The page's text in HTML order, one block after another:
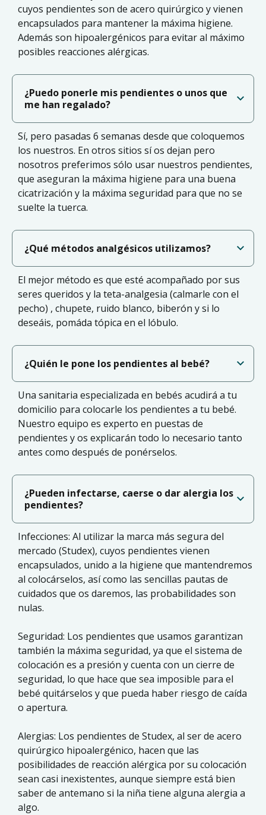
cuyos pendientes son de acero quirúrgico y vienen
encapsulados para mantener la máxima higiene.
Además son hipoalergénicos para evitar al máximo
posibles reacciones alérgicas.
¿Puedo ponerle mis pendientes o unos que
me han regalado?
Sí, pero pasadas 6 semanas desde que coloquemos
los nuestros. En otros sitios sí os dejan pero
nosotros preferimos sólo usar nuestros pendientes,
que aseguran la máxima higiene para una buena
cicatrización y la máxima seguridad para que no se
suelte la tuerca.
¿Qué métodos analgésicos utilizamos?
El mejor método es que esté acompañado por sus
seres queridos y la teta-analgesia (calmarle con el
pecho) , chupete, ruido blanco, biberón y si lo
deseáis, pomáda tópica en el lóbulo.
¿Quién le pone los pendientes al bebé?
Una sanitaria especializada en bebés acudirá a tu
domicilio para colocarle los pendientes a tu bebé.
Nuestro equipo es experto en puestas de
pendientes y os explicarán todo lo necesario tanto
antes como después de ponérselos.
¿Pueden infectarse, caerse o dar alergia los
pendientes?
Infecciones: Al utilizar la marca más segura del
mercado (Studex), cuyos pendientes vienen
encapsulados, unido a la higiene que mantendremos
al colocárselos, así como las sencillas pautas de
cuidados que os daremos, las probabilidades son
nulas.
Seguridad: Los pendientes que usamos garantizan
también la máxima seguridad, ya que el sistema de
colocación es a presión y cuenta con un cierre de
seguridad, lo que hace que sea imposible para el
bebé quitárselos y que pueda haber riesgo de caída
o apertura.
Alergias: Los pendientes de Studex, al ser de acero
quirúrgico hipoalergénico, hacen que las
posibilidades de reacción alérgica por su colocación
sean casi inexistentes, aunque siempre está bien
saber de antemano si la niña tiene alguna alergia a
algo.